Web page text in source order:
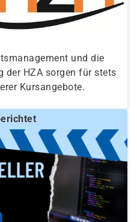
und die
der HZA sorgen für stets
Kursangebote.